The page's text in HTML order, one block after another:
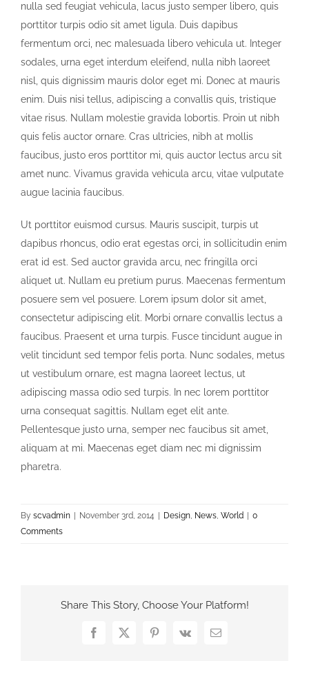
nulla sed feugiat vehicula, lacus justo semper libero, quis
porttitor turpis odio sit amet ligula. Duis dapibus
fermentum orci, nec malesuada libero vehicula ut. Integer
sodales, urna eget interdum eleifend, nulla nibh laoreet
nisl, quis dignissim mauris dolor eget mi. Donec at mauris
enim. Duis nisi tellus, adipiscing a convallis quis, tristique
vitae risus. Nullam molestie gravida lobortis. Proin ut nibh
quis felis auctor ornare. Cras ultricies, nibh at mollis
faucibus, justo eros porttitor mi, quis auctor lectus arcu sit
amet nunc. Vivamus gravida vehicula arcu, vitae vulputate
augue lacinia faucibus.
Ut porttitor euismod cursus. Mauris suscipit, turpis ut
dapibus rhoncus, odio erat egestas orci, in sollicitudin enim
erat id est. Sed auctor gravida arcu, nec fringilla orci
aliquet ut. Nullam eu pretium purus. Maecenas fermentum
posuere sem vel posuere. Lorem ipsum dolor sit amet,
consectetur adipiscing elit. Morbi ornare convallis lectus a
faucibus. Praesent et urna turpis. Fusce tincidunt augue in
velit tincidunt sed tempor felis porta. Nunc sodales, metus
ut vestibulum ornare, est magna laoreet lectus, ut
adipiscing massa odio sed turpis. In nec lorem porttitor
urna consequat sagittis. Nullam eget elit ante.
Pellentesque justo urna, semper nec faucibus sit amet,
aliquam at mi. Maecenas eget diam nec mi dignissim
pharetra.
By scvadmin November 3rd, 2014 Design, News, World
0
Comments
Share This Story, Choose Your Platform!
Facebook
X Pinterest
Vk Email